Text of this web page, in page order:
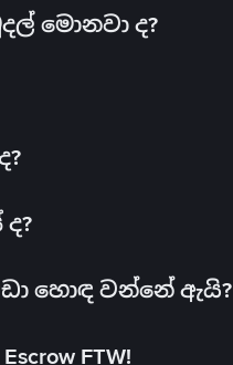
මොනවා ද?
හොඳ වන්නේ ඇයි?
FTW!